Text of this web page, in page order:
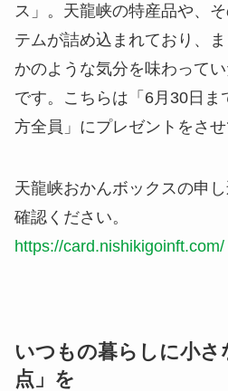
ス」。天龍峡の特産品や、
テムが詰め込まれており、
かのような気分を味わって
です。こちらは「6月30日ま
方全員」にプレゼントをさせ
天龍峡おかんボックスの申
確認ください。
https://card.nishikigoinft.com/
いつもの暮らしに小さ
点」を